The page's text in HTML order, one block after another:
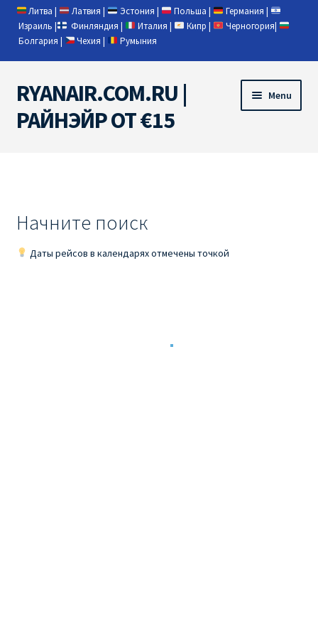
Литва | Латвия | Эстония | Польша | Германия |
Израиль | Финляндия | Италия | Кипр | Черногория|
Болгария | Чехия | Румыния
Skip
to
navigation
Skip
to
content
RYANAIR.COM.RU |
РАЙНЭЙР ОТ €15
Menu
RYANAIR PL ОТ € 9
Начните поиск
Даты рейсов в календарях отмечены точкой